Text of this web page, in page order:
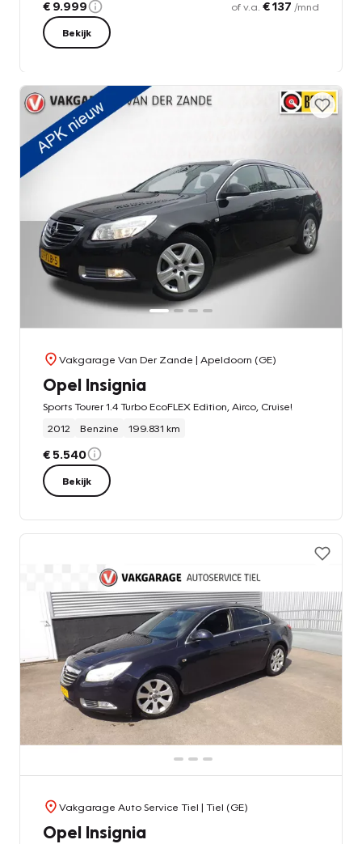
€ 9.999 of v.a. € 137 /mnd
Bekijk
Vakgarage Van Der Zande | Apeldoorn (GE)
Opel Insignia
Sports Tourer 1.4 Turbo EcoFLEX Edition, Airco, Cruise!
2012
Benzine 199.831 km
€ 5.540
Bekijk
Vakgarage Auto Service Tiel | Tiel (GE)
Opel Insignia